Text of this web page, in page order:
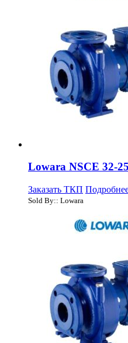
Lowara NSCE 32-
Заказать ТКП
Sold By:: Lowara